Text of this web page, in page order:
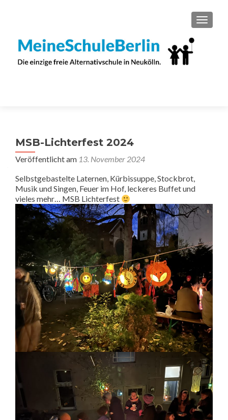
MSB-Lichterfest 2024
Veröffentlicht am 13. November 2024
Selbstgebastelte Laternen, Kürbissuppe, Stockbrot,
Musik und Singen, Feuer im Hof, leckeres Buffet und
vieles mehr… MSB Lichterfest